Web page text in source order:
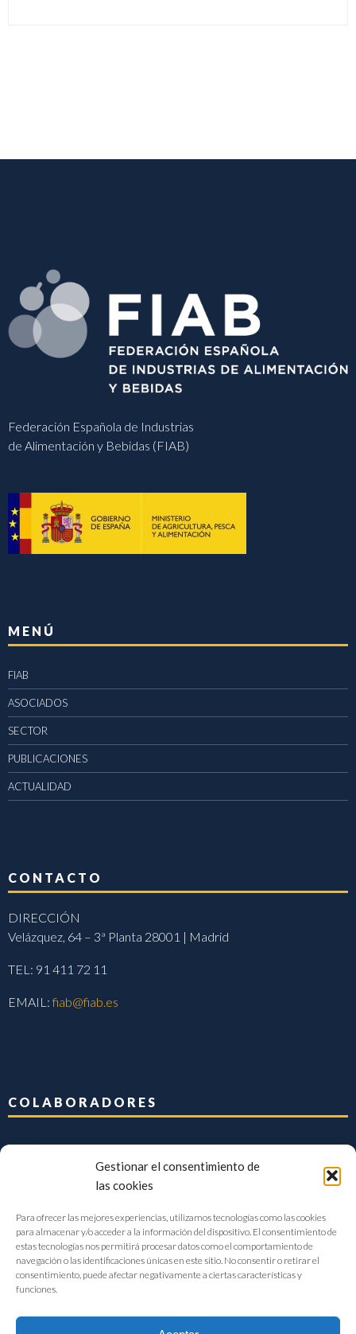
Gestionar el consentimiento de
las cookies
Para ofrecer las mejores experiencias, utilizamos tecnologías como las cookies
para almacenar y/o acceder a la información del dispositivo. El consentimiento de
estas tecnologías nos permitirá procesar datos como el comportamiento de
navegación o las identificaciones únicas en este sitio. No consentir o retirar el
consentimiento, puede afectar negativamente a ciertas características y
funciones.
Federación Española de Industrias
de Alimentación y Bebidas (FIAB)
MENÚ
FIAB
ASOCIADOS
SECTOR
PUBLICACIONES
ACTUALIDAD
CONTACTO
DIRECCIÓN
Velázquez, 64 – 3ª Planta 28001 | Madrid
TEL: 91 411 72 11
EMAIL:fiab@fiab.es
COLABORADORES